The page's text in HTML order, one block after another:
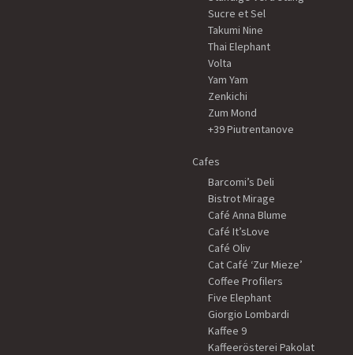
Sucre et Sel
Takumi Nine
Thai Elephant
Volta
Yam Yam
Zenkichi
Zum Mond
+39 Piutrentanove
Cafes
Barcomi’s Deli
Bistrot Mirage
Café Anna Blume
Café It’sLove
Café Oliv
Cat Café ‘Zur Mieze’
Coffee Profilers
Five Elephant
Giorgio Lombardi
Kaffee 9
Kaffeerösterei Pakolat